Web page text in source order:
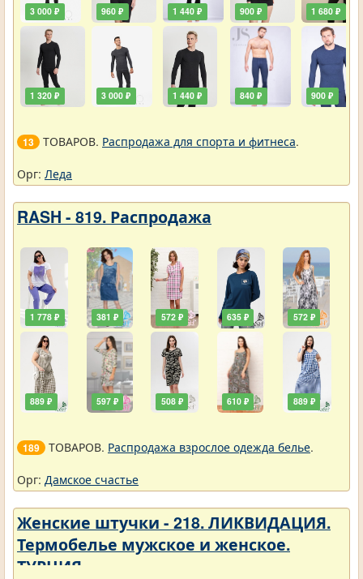
3 000 ₽
1 320 ₽
960 ₽
3 000 ₽
1 440 ₽
1 440 ₽
900 ₽
840 ₽
1 680 ₽
900 ₽
13 ТОВАРОВ. Распродажа для спорта и фитнеса.
Орг: Леда
RASH - 819. Распродажа
1 778 ₽
889 ₽
381 ₽
597 ₽
572 ₽
508 ₽
635 ₽
610 ₽
572 ₽
889 ₽
189 ТОВАРОВ. Распродажа взрослое одежда белье.
Орг: Дамское счастье
Женские штучки - 218. ЛИКВИДАЦИЯ.
Термобелье мужское и женское.
ТУРЦИЯ